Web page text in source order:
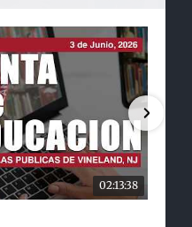
02:13:38